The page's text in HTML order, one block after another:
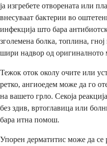
ја изгребете отворената или
внесуваат бактерии во
инфекција што бара
зголемена болка, топлина,
шири надвор од оригиналното
Тежок оток околу очите или
ретко, ангиоедем може да го
на вашето грло. Секоја
без здив, вртоглавица или
бара итна помош.
Упорен дерматитис може да се